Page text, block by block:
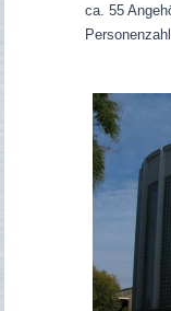
ca. 55